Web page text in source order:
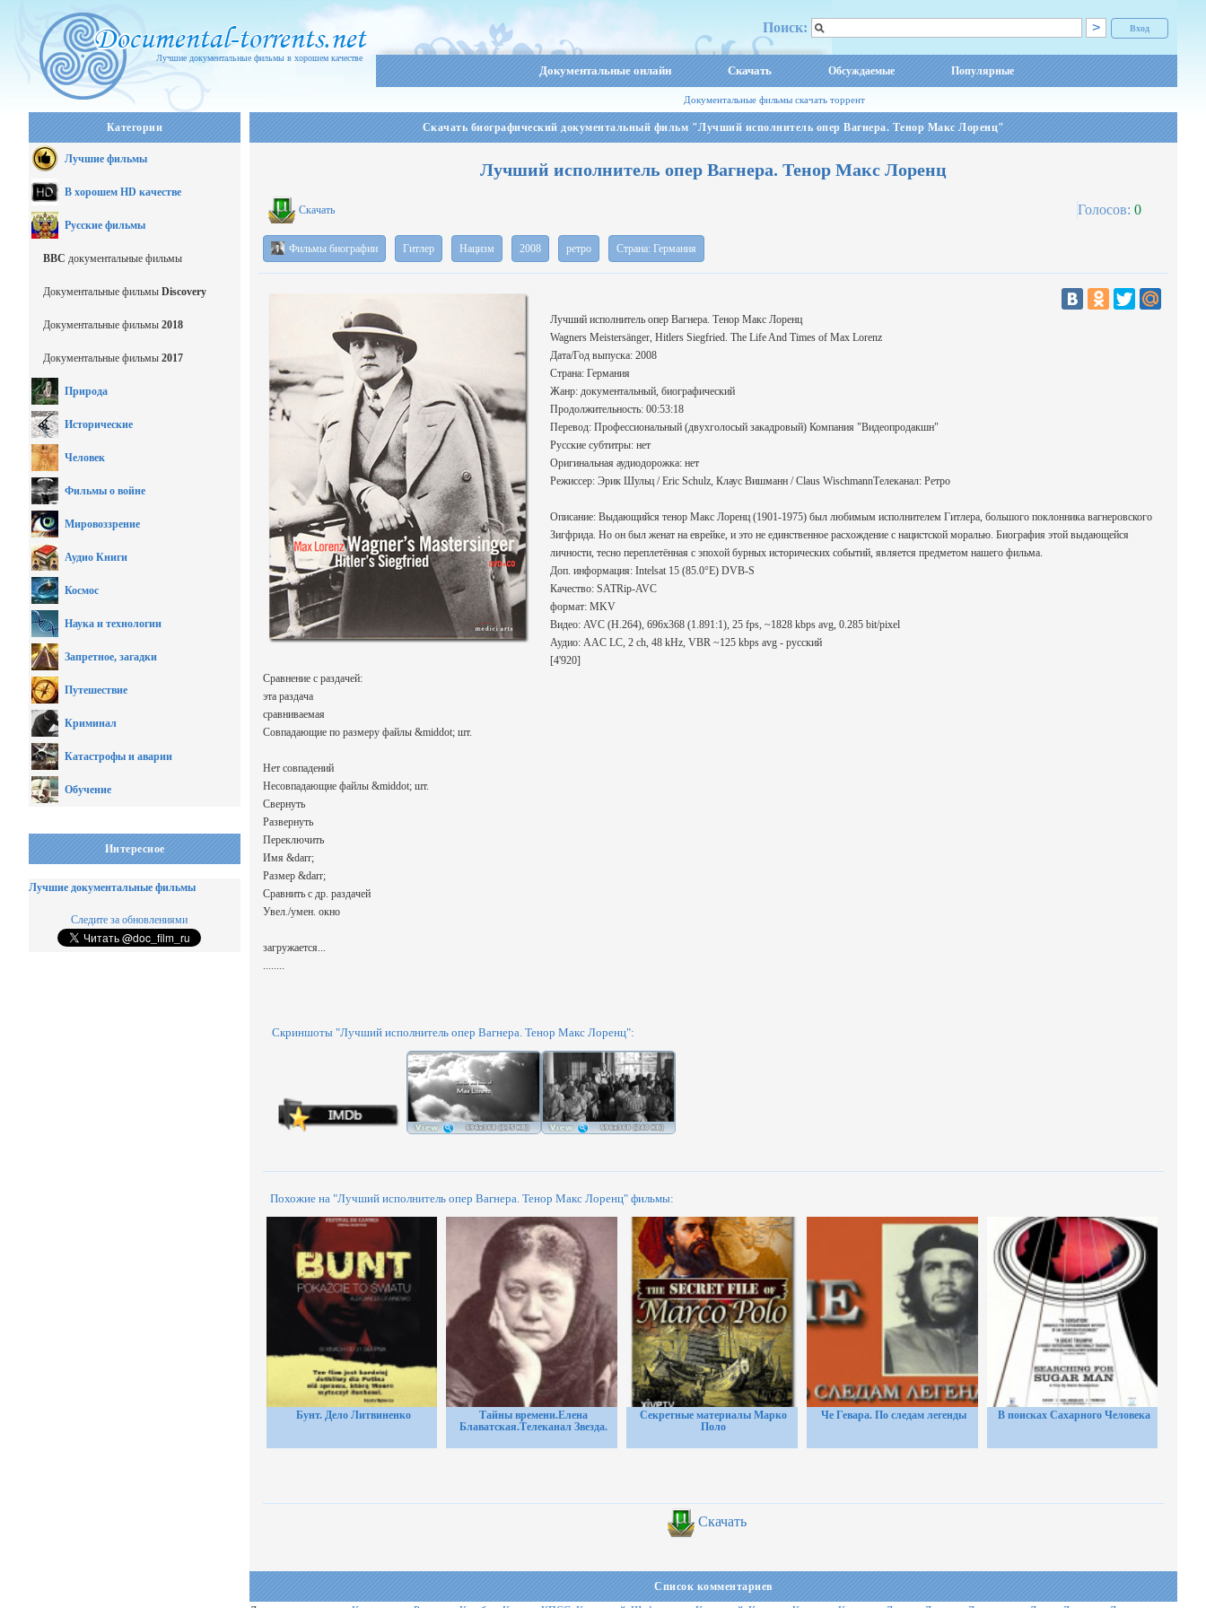
Лучшие документальные фильмы в хорошем качестве
Вход
Поиск:
Документальные онлайн Скачать Обсуждаемые Популярные
Документальные фильмы скачать торрент
Категории
Лучшие фильмы
В хорошем HD качестве
Русские фильмы
BBC документальные фильмы
Документальные фильмы Discovery
Документальные фильмы 2018
Документальные фильмы 2017
Природа
Исторические
Человек
Фильмы о войне
Мировоззрение
Аудио Книги
Космос
Наука и технологии
Запретное, загадки
Путешествие
Криминал
Катастрофы и аварии
Обучение
Интересное
Лучшие документальные фильмы
Следите за обновлениями
Скачать биографический документальный фильм "Лучший исполнитель опер Вагнера. Тенор Макс Лоренц"
Лучший исполнитель опер Вагнера. Тенор Макс Лоренц
Скачать Голосов: 0
Фильмы биографии Гитлер Нацизм 2008 ретро Страна: Германия
Лучший исполнитель опер Вагнера. Тенор Макс Лоренц
Wagners Meistersänger, Hitlers Siegfried. The Life And Times of Max Lorenz
Дата/Год выпуска: 2008
Страна: Германия
Жанр: документальный, биографический
Продолжительность: 00:53:18
Перевод: Профессиональный (двухголосый закадровый) Компания "Видеопродакшн"
Русские субтитры: нет
Оригинальная аудиодорожка: нет
Режиссер: Эрик Шульц / Eric Schulz, Клаус Вишманн / Claus WischmannТелеканал: Ретро
Описание: Выдающийся тенор Макс Лоренц (1901-1975) был любимым исполнителем Гитлера, большого поклонника вагнеровского
Зигфрида. Но он был женат на еврейке, и это не единственное расхождение с нацистской моралью. Биография этой выдающейся
личности, тесно переплетённая с эпохой бурных исторических событий, является предметом нашего фильма.
Доп. информация: Intelsat 15 (85.0°E) DVB-S
Качество: SATRip-AVC
формат: MKV
Видео: AVC (H.264), 696x368 (1.891:1), 25 fps, ~1828 kbps avg, 0.285 bit/pixel
Аудио: AAC LC, 2 ch, 48 kHz, VBR ~125 kbps avg - русский
[4'920]
Сравнение с раздачей:
эта раздача
сравниваемая
Совпадающие по размеру файлы &middot; шт.
Нет совпадений
Несовпадающие файлы &middot; шт.
Свернуть
Развернуть
Переключить
Имя &darr;
Размер &darr;
Сравнить с др. раздачей
Увел./умен. окно
загружается...
........
Скриншоты "Лучший исполнитель опер Вагнера. Тенор Макс Лоренц":
Похожие на "Лучший исполнитель опер Вагнера. Тенор Макс Лоренц" фильмы:
Бунт. Дело Литвиненко
Тайны времени.Елена
Блаватская.Телеканал Звезда.
Секретные материалы Марко
Поло
Че Гевара. По следам легенды В поисках Сахарного Человека
Скачать
Список комментариев